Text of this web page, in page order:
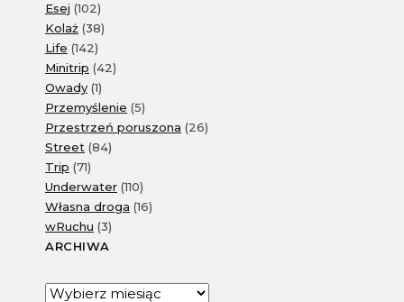
Esej (102)
Kolaż (38)
Life (142)
Minitrip (42)
Owady (1)
Przemyślenie (5)
Przestrzeń poruszona (26)
Street (84)
Trip (71)
Underwater (110)
Własna droga (16)
wRuchu (3)
ARCHIWA